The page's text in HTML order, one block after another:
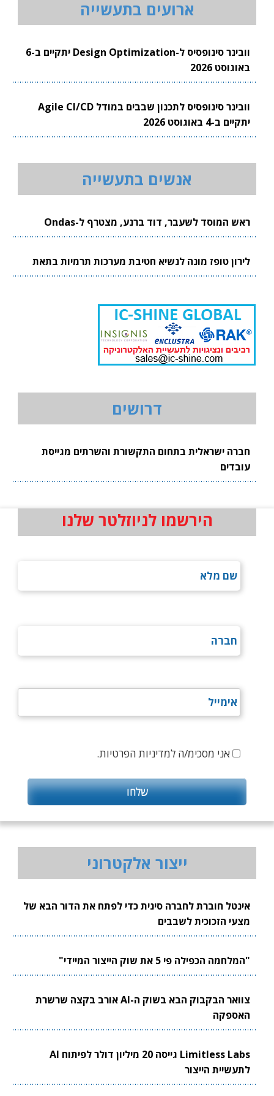
ארועים בתעשייה
וובינר סינופסיס ל-Design Optimization יתקיים ב-6
באוגוסט 2026
וובינר סינופסיס לתכנון שבבים במודל Agile CI/CD
יתקיים ב-4 באוגוסט 2026
אנשים בתעשייה
ראש המוסד לשעבר, דוד ברנע, מצטרף ל-Ondas
לירון טופז מונה לנשיא חטיבת מערכות תרמיות בתאת
דרושים
חברה ישראלית בתחום התקשורת והשרתים מגייסת
עובדים
הירשמו לניוזלטר שלנו
אני מסכימ/ה למדיניות הפרטיות.
ייצור אלקטרוני
אינטל חוברת לחברה סינית כדי לפתח את הדור הבא של
מצעי הזכוכית לשבבים
"המלחמה הכפילה פי 5 את שוק הייצור המיידי"
צוואר הבקבוק הבא בשוק ה-AI אורב בקצה שרשרת
האספקה
Limitless Labs גייסה 20 מיליון דולר לפיתוח AI
לתעשיית הייצור